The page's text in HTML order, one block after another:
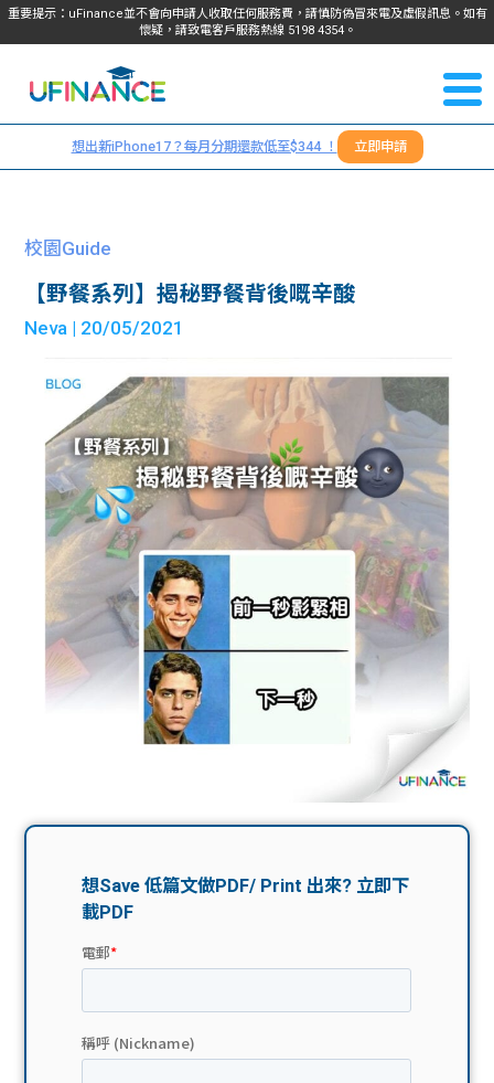
重要提示：uFinance並不會向申請人收取任何服務費，請慎防偽冒來電及虛假訊息。如有
懷疑，請致電客戶服務熱線 5198 4354。
我們
服務
貸款
貸款
學生
生學
費貸
計數
資訊
Blog
工推
Exc
Gui
常見
問題
福利
們
＋
想出新iPhone17？每月分期還款低至$344 ！ 立即申請
校園Guide
【野餐系列】揭秘野餐背後嘅辛酸
Neva | 20/05/2021